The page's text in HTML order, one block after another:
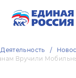
Вручили